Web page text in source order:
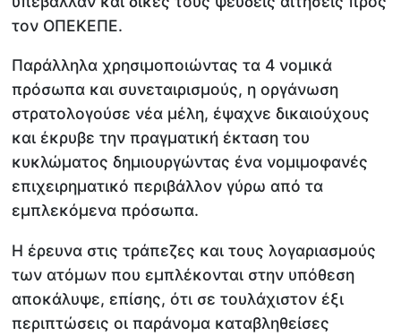
τον ΟΠΕΚΕΠΕ.
Παράλληλα χρησιμοποιώντας τα 4 νομικά
πρόσωπα και συνεταιρισμούς, η οργάνωση
στρατολογούσε νέα μέλη, έψαχνε δικαιούχους
και έκρυβε την πραγματική έκταση του
κυκλώματος δημιουργώντας ένα νομιμοφανές
επιχειρηματικό περιβάλλον γύρω από τα
εμπλεκόμενα πρόσωπα.
Η έρευνα στις τράπεζες και τους λογαριασμούς
των ατόμων που εμπλέκονται στην υπόθεση
αποκάλυψε, επίσης, ότι σε τουλάχιστον έξι
περιπτώσεις οι παράνομα καταβληθείσες